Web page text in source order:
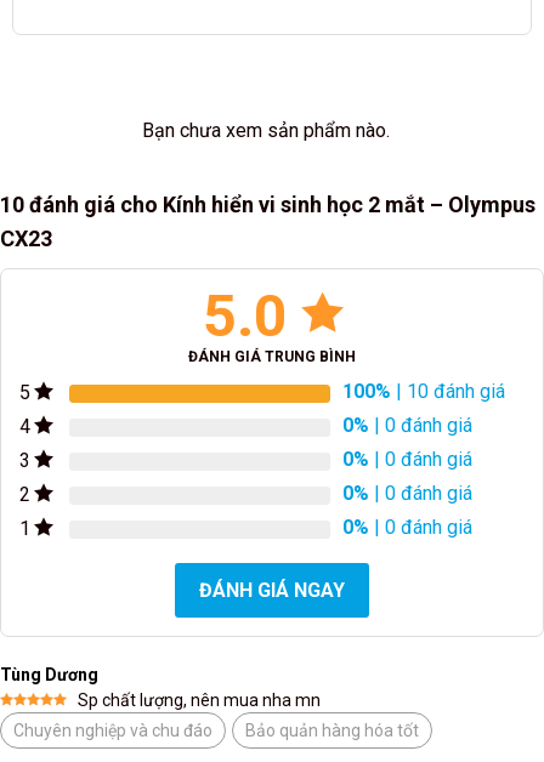
Bạn chưa xem sản phẩm nào.
10 đánh giá cho Kính hiển vi sinh học 2 mắt – Olympus
CX23
5.0
ĐÁNH GIÁ TRUNG BÌNH
5 100% | 10 đánh giá
4
0% | 0 đánh giá
3
0% | 0 đánh giá
2
0% | 0 đánh giá
1
0% | 0 đánh giá
ĐÁNH GIÁ NGAY
Tùng Dương
Được xếp
hạng55
sao
Sp chất lượng, nên mua nha mn
Chuyên nghiệp và chu đáo
Bảo quản hàng hóa tốt